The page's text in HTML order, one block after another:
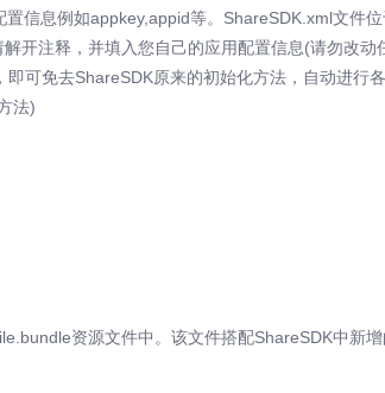
信息例如appkey,appid等。ShareSDK.xml文件
开注释，并填入您自己的应用配置信息(请勿改动
可免去ShareSDK原来的初始化方法，自动进行
法)
资源文件中。该文件搭配ShareSDK中新